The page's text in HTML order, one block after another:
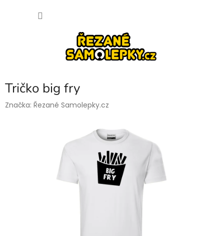
Tričko big fry
Značka: Řezané Samolepky.cz